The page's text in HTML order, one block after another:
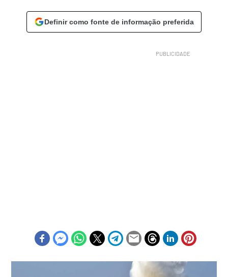
Definir como fonte de informação preferida